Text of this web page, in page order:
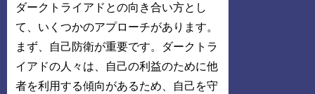
ダークトライアドとの向き合い方とし
て、いくつかのアプローチがあります。
まず、自己防衛が重要です。ダークトラ
イアドの人々は、自己の利益のために他
者を利用する傾向があるため、自己を守